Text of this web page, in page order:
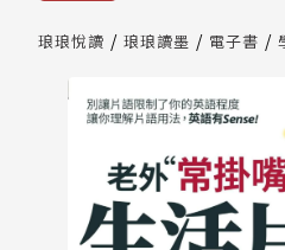
【公告】琅琅
琅琅悅讀 琅琅讀墨 電子書